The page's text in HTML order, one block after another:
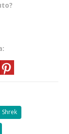
Shrek